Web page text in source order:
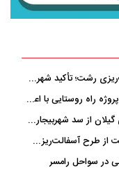
نظارت بامدادی بر آسفالت‌ریزی رشت؛ تأکید شهردار و بازرس کل بر کیفیت اجرای پروژه‌ها
شروع عملیات آسفالت ۵ پروژه راه ‌روستایی با اعتبار ۳۷۰ میلیاردی در گیلان
بازدید معاون آب منطقه‌ای گیلان از سد شهربیجار برای تداوم تأمین آب شرب استان
بازدید بامدادی شهردار رشت از طرح آسفالت‌ریزی گسترده در مناطق پنج‌گانه